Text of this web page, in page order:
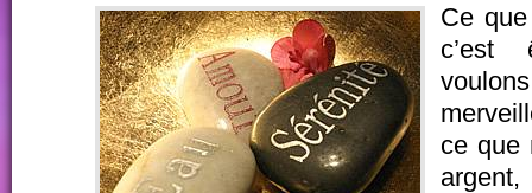
Ce
c’est
ce que